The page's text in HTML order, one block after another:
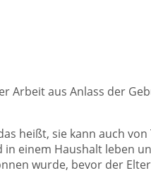
Arbeit aus Anlass der
heißt, sie kann auch
einem Haushalt leben
wurde, bevor der